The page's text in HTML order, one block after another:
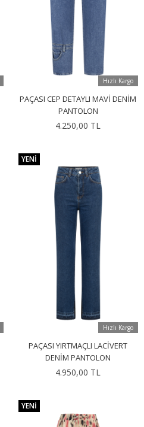
Hızlı Kargo
PAÇASI CEP DETAYLI MAVI DENIM
PANTOLON
4.250,00 TL
Hızlı Kargo
PAÇASI YIRTMAÇLI LACIVERT
DENIM PANTOLON
4.950,00 TL
YENI
YENI